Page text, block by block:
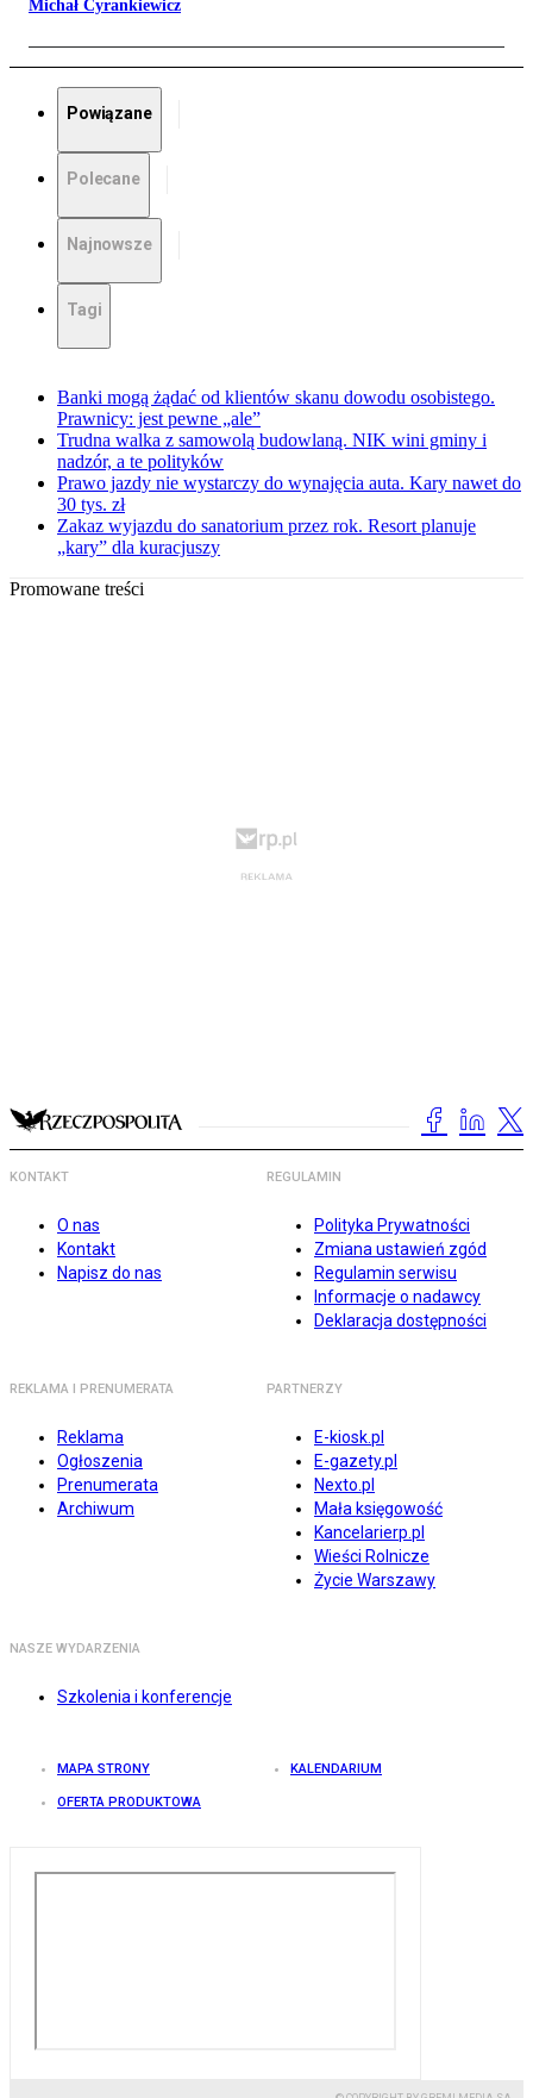
Michał Cyrankiewicz
Powiązane
Polecane
Najnowsze
Tagi
Banki mogą żądać od klientów skanu dowodu osobistego.
Prawnicy: jest pewne „ale”
Trudna walka z samowolą budowlaną. NIK wini gminy i
nadzór, a te polityków
Prawo jazdy nie wystarczy do wynajęcia auta. Kary nawet do
30 tys. zł
Zakaz wyjazdu do sanatorium przez rok. Resort planuje
„kary” dla kuracjuszy
Promowane treści
KONTAKT
O nas
Kontakt
Napisz do nas
REGULAMIN
Polityka Prywatności
Zmiana ustawień zgód
Regulamin serwisu
Informacje o nadawcy
Deklaracja dostępności
REKLAMA I PRENUMERATA
Reklama
Ogłoszenia
Prenumerata
Archiwum
PARTNERZY
E-kiosk.pl
E-gazety.pl
Nexto.pl
Mała księgowość
Kancelarierp.pl
Wieści Rolnicze
Życie Warszawy
NASZE WYDARZENIA
Szkolenia i konferencje
MAPA STRONY KALENDARIUM
OFERTA PRODUKTOWA